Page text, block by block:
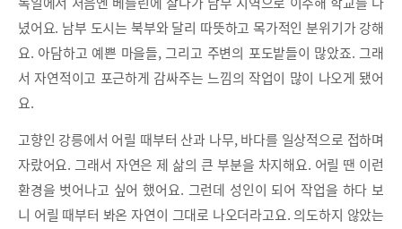
녔어요. 남부 도시는 북부와 달리 따뜻하고 목가적인 분위기가 강해
요. 아담하고 예쁜 마을들, 그리고 주변의 포도밭들이 많았죠. 그래
서 자연적이고 포근하게 감싸주는 느낌의 작업이 많이 나오게 됐어
요.
고향인 강릉에서 어릴 때부터 산과 나무, 바다를 일상적으로 접하며
자랐어요. 그래서 자연은 제 삶의 큰 부분을 차지해요. 어릴 땐 이런
환경을 벗어나고 싶어 했어요. 그런데 성인이 되어 작업을 하다 보
니 어릴 때부터 봐온 자연이 그대로 나오더라고요. 의도하지 않았는